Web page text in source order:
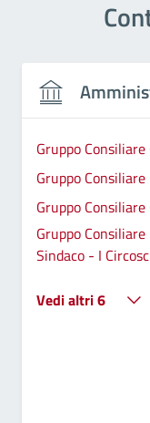
Gruppo
Gruppo
Gruppo
Gruppo
Sindaco - I
Vedi altri 6